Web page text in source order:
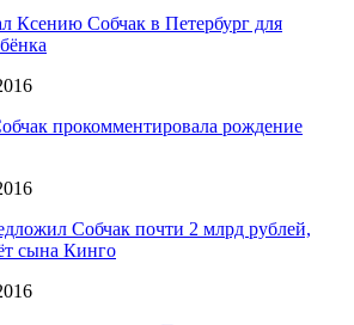
Ксению Собчак в Петербург для
прокомментировала рождение
Собчак почти 2 млрд рублей,
сына Кинго